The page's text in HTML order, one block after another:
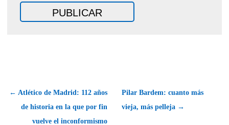
← Atlético de Madrid: 112 años
de historia en la que por fin
vuelve el inconformismo
Pilar Bardem: cuanto más
vieja, más pelleja →